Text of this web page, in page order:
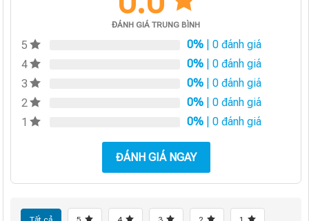
ĐÁNH GIÁ TRUNG BÌNH
5 0% | 0 đánh giá
4
0% | 0 đánh giá
3
0% | 0 đánh giá
2
0% | 0 đánh giá
1
0% | 0 đánh giá
ĐÁNH GIÁ NGAY